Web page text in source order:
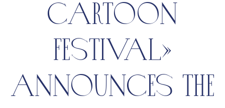
cartoon
Festival»
announces the